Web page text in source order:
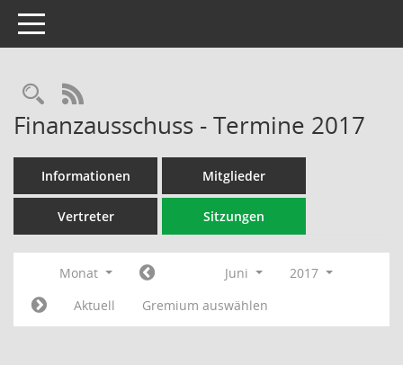
Toggle navigation
Rechercheauswahl
RSS-Feed
Finanzausschuss - Termine 2017
Informationen Mitglieder
Vertreter Sitzungen
Monat Juni
2017
Aktuell
Gremium auswählen